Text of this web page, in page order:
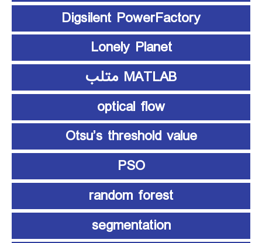
Digsilent PowerFactory
Lonely Planet
MATLAB متلب
optical flow
Otsu’s threshold value
PSO
random forest
segmentation